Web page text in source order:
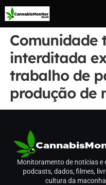
Comunidade
interditada
trabalho de
produção de
Monitoramento de notícias e
podcasts, dados, filmes,
cultura da